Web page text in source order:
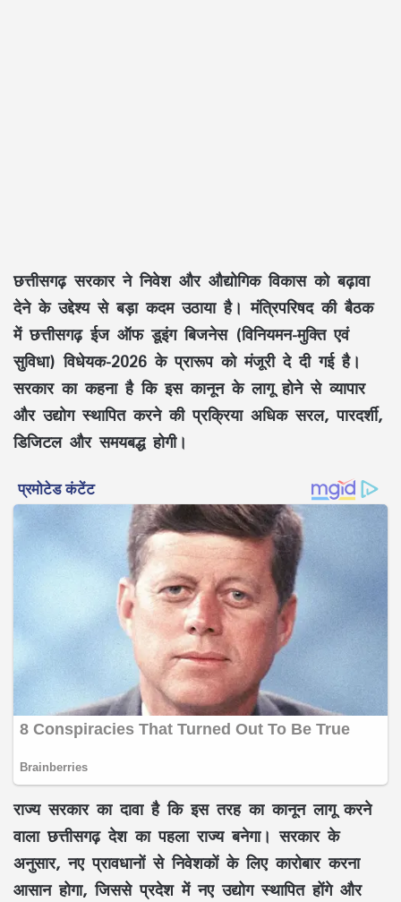
छत्तीसगढ़ सरकार ने निवेश और औद्योगिक विकास को बढ़ावा
देने के उद्देश्य से बड़ा कदम उठाया है। मंत्रिपरिषद की बैठक
मेंछत्तीसगढ़ ईज ऑफ डूइंग बिजनेस (विनियमन-मुक्ति एवं
सुविधा) विधेयक-2026 के प्रारूप को मंजूरी दे दी गई है।
सरकार का कहना है कि इस कानून के लागू होने से व्यापार
और उद्योग स्थापित करने की प्रक्रिया अधिक सरल, पारदर्शी,
डिजिटल और समयबद्ध होगी।
राज्य सरकार का दावा है कि इस तरह का कानून लागू करने
वाला छत्तीसगढ़ देश का पहला राज्य बनेगा। सरकार के
अनुसार, नए प्रावधानों से निवेशकों के लिए कारोबार करना
आसान होगा, जिससे प्रदेश में नए उद्योग स्थापित होंगे और